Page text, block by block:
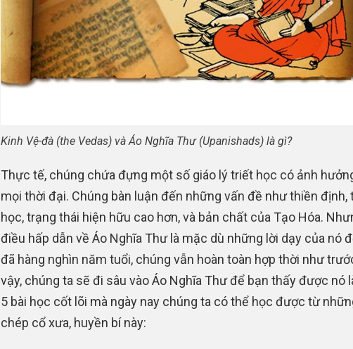
Kinh Vệ-đà (the Vedas) và Áo Nghĩa Thư (Upanishads) là gì?
Thực tế, chúng chứa đựng một số giáo lý triết học có ảnh
mọi thời đại. Chúng bàn luận đến những vấn đề như thiền định,
học, trạng thái hiện hữu cao hơn, và bản chất của Tạo Hóa.
điều hấp dẫn về Áo Nghĩa Thư là mặc dù những lời dạy của nó
đã hàng nghìn năm tuổi, chúng vẫn hoàn toàn hợp thời như
vậy, chúng ta sẽ đi sâu vào Áo Nghĩa Thư để bạn thấy được nó
5 bài học cốt lõi mà ngày nay chúng ta có thể học được từ
chép cổ xưa, huyền bí này: